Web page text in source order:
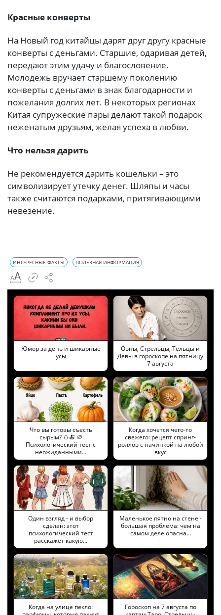
Красные конверты
На Новый год китайцы дарят друг другу красные
конверты с деньгами. Старшие, одаривая детей,
передают этим удачу и благословение.
Молодежь вручает старшему поколению
конверты с деньгами в знак благодарности и
пожелания долгих лет. В некоторых регионах
Китая супружеские пары делают такой подарок
неженатым друзьям, желая успеха в любви.
Что нельзя дарить
Не рекомендуется дарить кошельки – это
символизирует утечку денег. Шляпы и часы
также считаются подарками, притягивающими
невезение.
ИНТЕРЕСНЫЕ ФАКТЫ ПОЛЕЗНАЯ ИНФОРМАЦИЯ
Юмор за день и шикарные
усы
Овны, Стрельцы, Тельцы и
Девы в гороскопе на пятницу
7 августа
Что вы готовы съесть
сырым? 🥚🍝 🥔
Психологический тест с
неожиданными…
Когда хочется чего-то
свежего: рецепт спринг-
роллов с начинкой на любой
вкус
Один взгляд - и выбор
сделан: этот
психологический тест
расскажет какую…
Маленькое пятно на стене -
большая проблема: чем на
самом деле опасна…
Когда на улице пекло:
Гороскоп на 7 августа по